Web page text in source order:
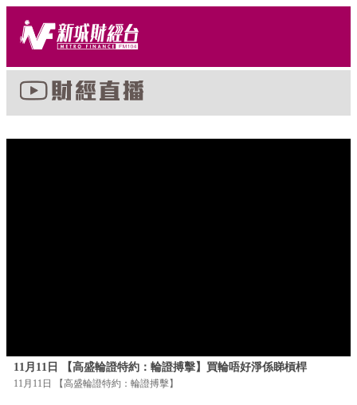
11月11日 【高盛輪證特約：輪證搏擊】買輪唔好淨係睇槓桿
11月11日 【高盛輪證特約：輪證搏擊】